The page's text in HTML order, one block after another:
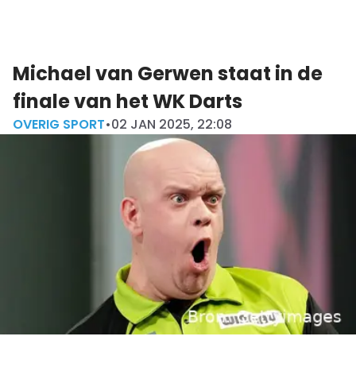
Michael van Gerwen staat in de
finale van het WK Darts
OVERIG SPORT•02 JAN 2025, 22:08